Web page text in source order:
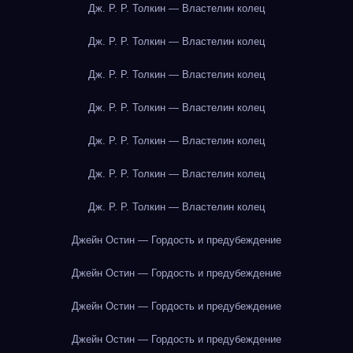
Дж. Р. Р. Толкин — Властелин колец
Дж. Р. Р. Толкин — Властелин колец
Дж. Р. Р. Толкин — Властелин колец
Дж. Р. Р. Толкин — Властелин колец
Дж. Р. Р. Толкин — Властелин колец
Дж. Р. Р. Толкин — Властелин колец
Дж. Р. Р. Толкин — Властелин колец
Джейн Остин — Гордость и предубеждение
Джейн Остин — Гордость и предубеждение
Джейн Остин — Гордость и предубеждение
Джейн Остин — Гордость и предубеждение